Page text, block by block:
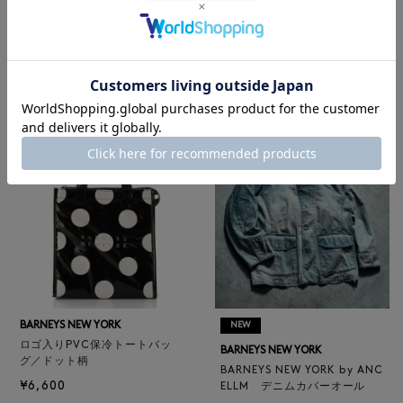
ELLM ホースレザーブルゾン
¥165,000
BARNEYS NEW YORK
4 colors
BARNEYS NEW YORK
ロゴ入りPVC保冷トートバッ
グ／ドット柄
¥6,600
NEW
BARNEYS NEW YORK
BARNEYS NEW YORK by ANC
ELLM デニムカバーオール